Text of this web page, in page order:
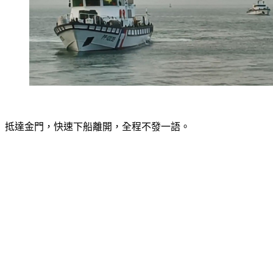
抵達金門，快速下船離開，全程不發一語。